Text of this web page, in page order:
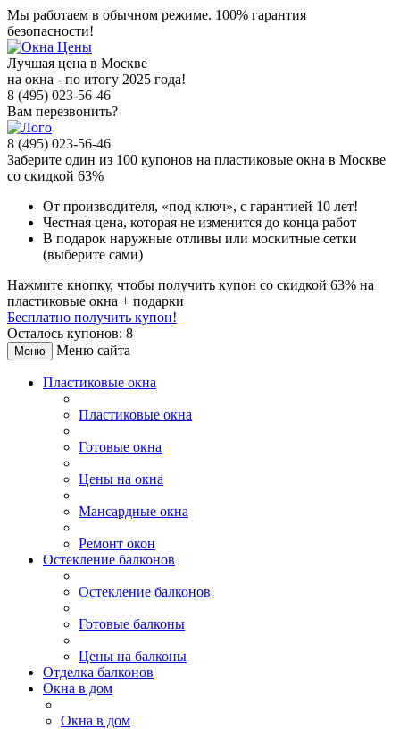
Мы работаем в обычном режиме. 100% гарантия
безопасности!
Лучшая цена в Москве
на окна - по итогу 2025 года!
8 (495) 023-56-46
Вам перезвонить?
8 (495) 023-56-46
Заберите один из 100 купонов на пластиковые окна в Москве
со скидкой 63%
От производителя, «под ключ», с гарантией 10 лет!
Честная цена, которая не изменится до конца работ
В подарок наружные отливы или москитные сетки
(выберите сами)
Нажмите кнопку, чтобы получить купон со скидкой 63% на
пластиковые окна + подарки
Бесплатно получить купон!
Осталось купонов: 8
Меню Меню сайта
Пластиковые окна
Пластиковые окна
Готовые окна
Цены на окна
Мансардные окна
Ремонт окон
Остекление балконов
Остекление балконов
Готовые балконы
Цены на балконы
Отделка балконов
Окна в дом
Окна в дом